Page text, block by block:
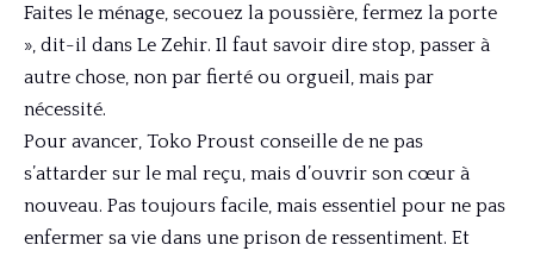
Faites le ménage, secouez la poussière, fermez la porte
», dit-il dans Le Zehir. Il faut savoir dire stop, passer à
autre chose, non par fierté ou orgueil, mais par
nécessité.
Pour avancer, Toko Proust conseille de ne pas
s’attarder sur le mal reçu, mais d’ouvrir son cœur à
nouveau. Pas toujours facile, mais essentiel pour ne pas
enfermer sa vie dans une prison de ressentiment. Et